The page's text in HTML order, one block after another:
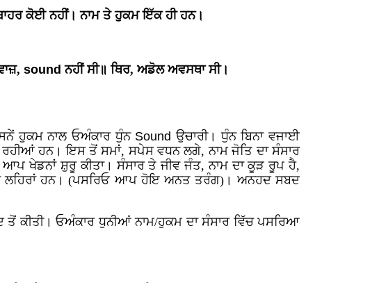
ਕੋਈ ਨਹੀਂ। ਨਾਮ ਤੇ ਹੁਕਮ ਇੱਕ ਹੀ ਹਨ।
sound ਨਹੀਂ ਸੀ॥ ਥਿਰ, ਅਡੋਲ ਅਵਸਥਾ ਸੀ।
ਹੁਕਮ ਨਾਲ ਓਅੰਕਾਰ ਧੁੰਨ Sound ਉਚਾਰੀ। ਧੁੰਨ ਬਿਨਾ ਵਜਾਈ
ਹਨ। ਇਸ ਤੋਂ ਸਮਾਂ, ਸਪੇਸ ਵਧਨ ਲਗੇ, ਨਾਮ ਜੋਤਿ ਦਾ ਸੰਸਾਰ
ਖੇਡਨਾਂ ਸ਼ੁਰੂ ਕੀਤਾ। ਸੰਸਾਰ ਤੇ ਜੀਵ ਜੰਤ, ਨਾਮ ਦਾ ਕੂੜ ਰੂਪ ਹੈ,
ਲਹਿਰਾਂ ਹਨ। (ਪਸਰਿਓ ਆਪ ਹੋਇ ਅਨਤ ਤਰੰਗ)। ਅਨਹਦ ਸਬਦ
ਕੀਤੀ। ਓਅੰਕਾਰ ਧੁਨੀਆਂ ਨਾਮ/ਹੁਕਮ ਦਾ ਸੰਸਾਰ ਵਿੱਚ ਪਸਰਿਆ